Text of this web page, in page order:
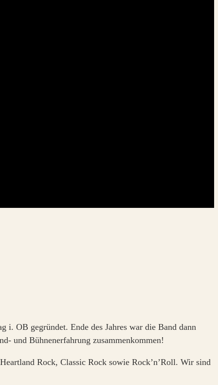
OB gegründet. Ende des Jahres war die Band dann
und Bühnenerfahrung zusammenkommen!
Rock, Classic Rock sowie Rock’n’Roll. Wir sind